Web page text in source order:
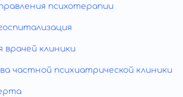
психотерапии
врачей клиники
частной психиатрической клиники